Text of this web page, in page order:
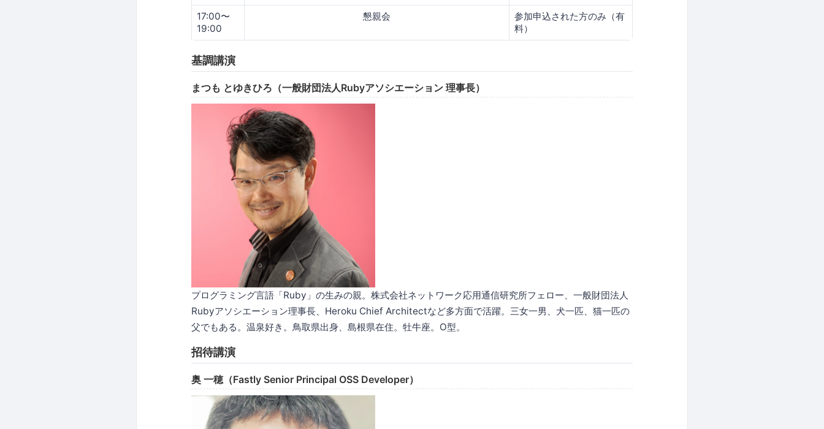
17:00〜
19:00
懇親会
参加申込された方のみ（有
料）
基調講演
まつも とゆきひろ（一般財団法人Rubyアソシエーション 理事長）
プログラミング言語「Ruby」の生みの親。株式会社ネットワーク応用通信研究所フェロー、一般財団法人
Rubyアソシエーション理事長、Heroku Chief Architectなど多方面で活躍。三女一男、犬一匹、猫一匹の
父でもある。温泉好き。鳥取県出身、島根県在住。牡牛座。O型。
招待講演
奥 一穂（Fastly Senior Principal OSS Developer）